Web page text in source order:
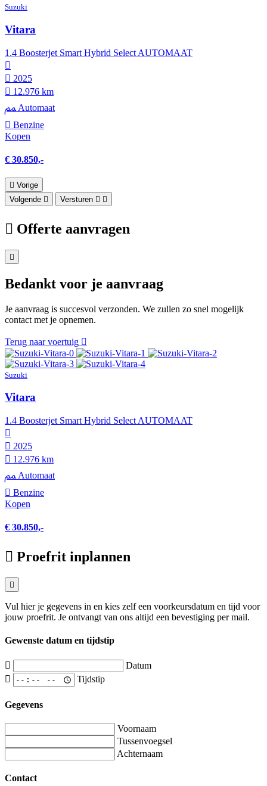
Suzuki
Vitara
1.4 Boosterjet Smart Hybrid Select AUTOMAAT
2025
12.976 km
Automaat
Benzine
Kopen
€ 30.850,-
Vorige
Volgende
Versturen
Offerte aanvragen
Bedankt voor je aanvraag
Je aanvraag is succesvol verzonden. We zullen zo snel mogelijk
contact met je opnemen.
Terug naar voertuig
Suzuki
Vitara
1.4 Boosterjet Smart Hybrid Select AUTOMAAT
2025
12.976 km
Automaat
Benzine
Kopen
€ 30.850,-
Proefrit inplannen
Vul hier je gegevens in en kies zelf een voorkeursdatum en tijd voor
jouw proefrit. Je ontvangt van ons altijd een bevestiging per mail.
Gewenste datum en tijdstip
Datum
Tijdstip
Gegevens
Voornaam
Tussenvoegsel
Achternaam
Contact